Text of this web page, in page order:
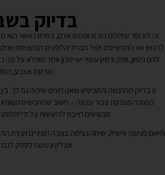
בדיוק
זה לא סוד שיהלום כובש וממיס אדם, בפרט כאשר הוא
לרכוש את התכשיטים אצל חברת יהלומנים הנמצאים שנים
להם ניסיון, וותק ודמיון עשיר יש יתרון אחד מופלא על
טביעת אצבע,
זו בדיוק ההרגשה והתכשיט שאנו רוצים שיהיה גם
כמתנה מפנקת עבור עצמה – חשוב שהתכשיט המותאם
תכשיטים חייבת להיעשות על ידי
תיאום פגישה אישית, שיחה נעימה בגובה העיניים
אונליין ונשמח לספק לכם אותה תוך 14 ימי